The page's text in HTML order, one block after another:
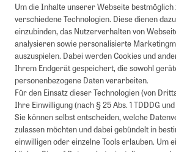
Um die Inhalte unserer Webseite
verschiedene Technologien. Diese dienen
einzubinden, das Nutzerverhalten von
analysieren sowie personalisierte
auszuspielen. Dabei werden Cookies und
Ihrem Endgerät gespeichert, die sowohl
personenbezogene Daten verarbeiten.
Für den Einsatz dieser Technologien (von
Ihre Einwilligung (nach § 25 Abs. 1 TDDDG und
Sie können selbst entscheiden, welche
zulassen möchten und dabei gebündelt in
einwilligen oder einzelne Tools erlauben. Um